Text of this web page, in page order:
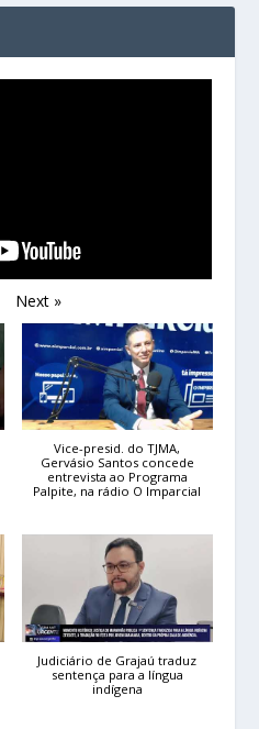
Next »
Vice-presid. do TJMA,
Gervásio Santos concede
entrevista ao Programa
Palpite, na rádio O Imparcial
Judiciário de Grajaú traduz
sentença para a língua
indígena